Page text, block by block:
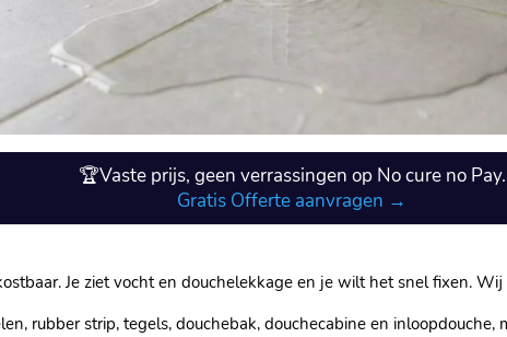
🏆Vaste prijs, geen verrassingen op No cure no Pay.
Gratis Offerte aanvragen →
Je ziet vocht en douchelekkage en je wilt het snel fixen.
rubber strip, tegels, douchebak, douchecabine en